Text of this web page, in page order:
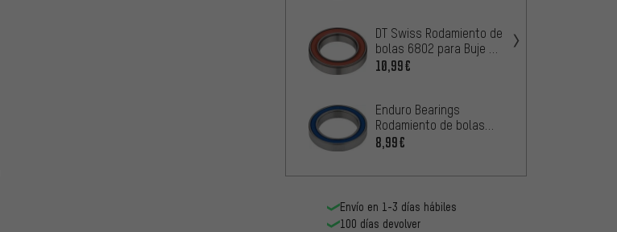
DT Swiss Rodamiento de
bolas 6802 para Buje RD
Hügi 240 / RT Rueda
10,99€
Enduro Bearings
Rodamiento de bolas
ranurado 6805 25 mm x
8,99€
Envío en 1-3 días hábiles
100 días devolver